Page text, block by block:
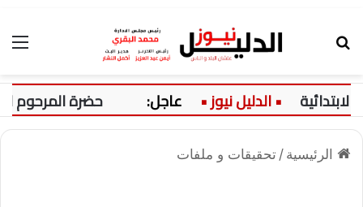
عاجل: حضرة المرحوم السعيد!
الرئيسية / تحقيقات و ملفات